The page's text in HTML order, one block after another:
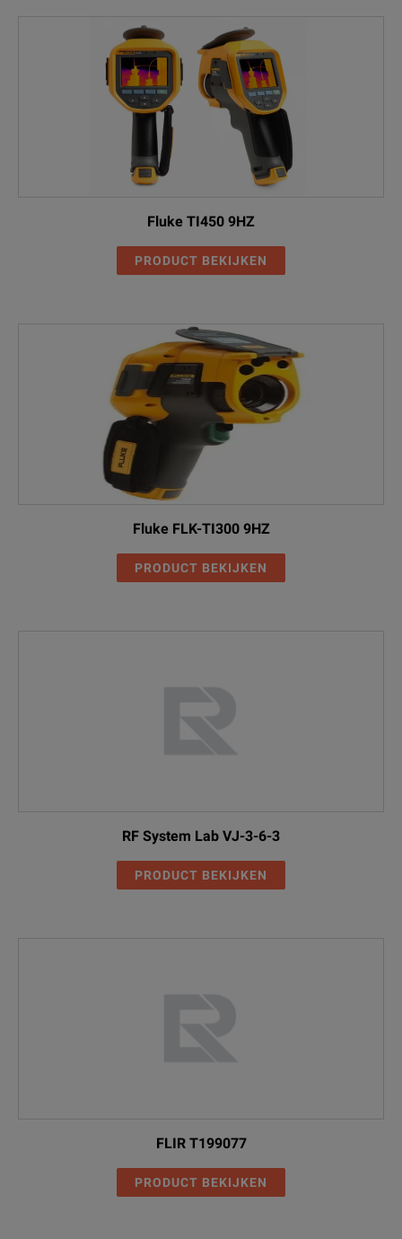
Fluke TI450 9HZ
PRODUCT BEKIJKEN
Fluke FLK-TI300 9HZ
PRODUCT BEKIJKEN
RF System Lab VJ-3-6-3
PRODUCT BEKIJKEN
FLIR T199077
PRODUCT BEKIJKEN